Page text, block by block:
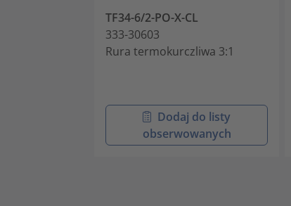
TF34-6/2-PO-X-CL
333-30603
Rura termokurczliwa 3:1
Dodaj do listy
obserwowanych